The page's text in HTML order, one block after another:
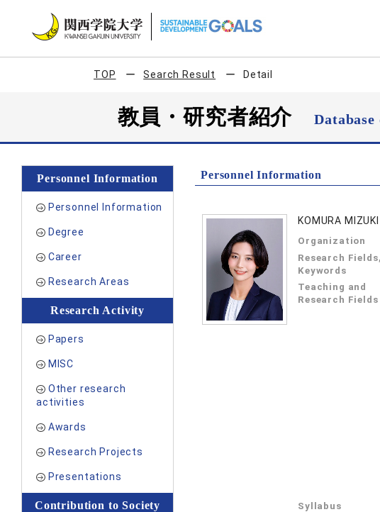
TOP Search Result Detail
教員・研究者紹介Database
Personnel Information
Personnel Information
Degree
Career
Research Areas
Research Activity
Papers
MISC
Other research
activities
Awards
Research Projects
Presentations
Contribution to Society
Personnel Information
KOMURA MIZUKI
Organization
Research Fields,
Keywords
Teaching and
Research Fields
Syllabus